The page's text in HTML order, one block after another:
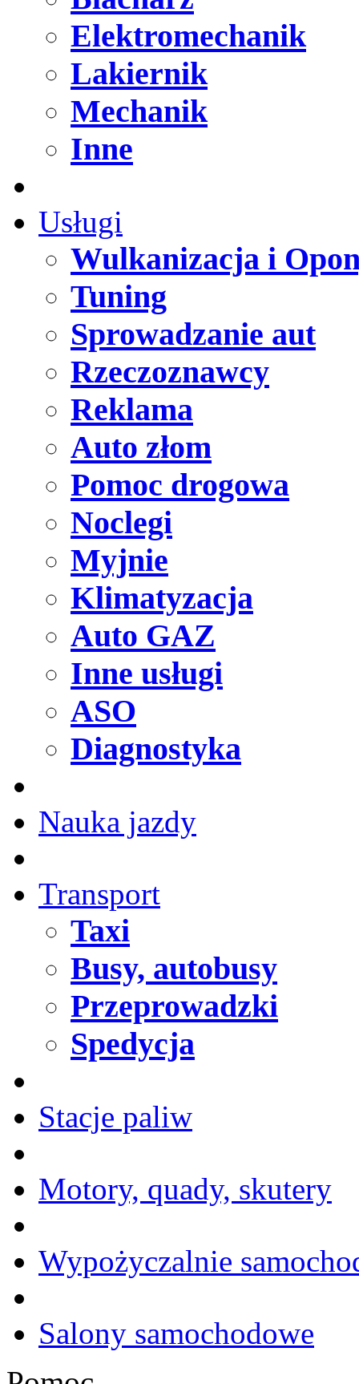
Elektromechanik
Lakiernik
Mechanik
Inne
Usługi
Wulkanizacja i
Tuning
Sprowadzanie aut
Rzeczoznawcy
Reklama
Auto złom
Pomoc drogowa
Noclegi
Myjnie
Klimatyzacja
Auto GAZ
Inne usługi
ASO
Diagnostyka
Nauka jazdy
Transport
Taxi
Busy, autobusy
Przeprowadzki
Spedycja
Stacje paliw
Motory, quady, skutery
Wypożyczalnie
Salony samochodowe